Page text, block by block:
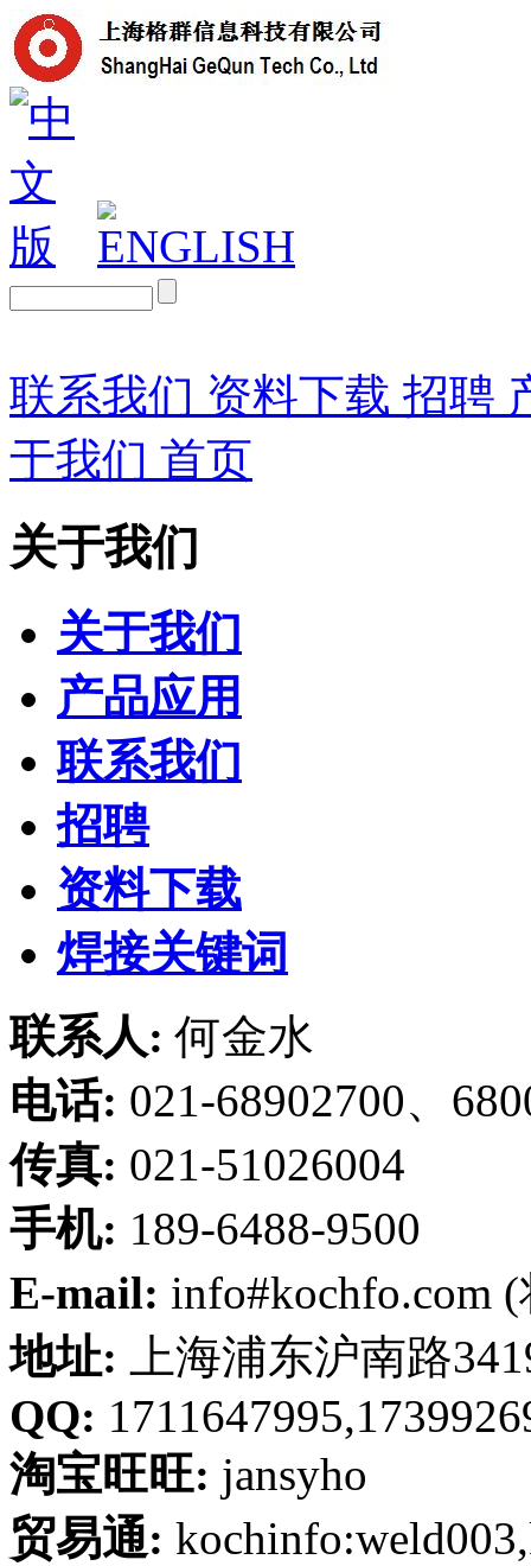
联系我们 资料下载 招聘
于我们 首页
关于我们
关于我们
产品应用
联系我们
招聘
资料下载
焊接关键词
联系人: 何金水
电话: 021-68902700、
传真: 021-51026004
手机: 189-6488-9500
E-mail: info#kochfo.com
地址: 上海浦东沪南路
QQ:
淘宝旺旺: jansyho
贸易通: